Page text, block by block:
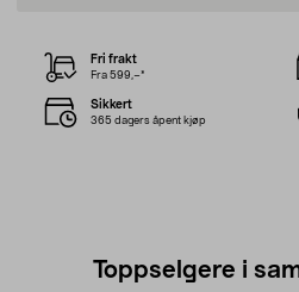
Fri frakt
Fra 599,–*
Sikkert
365 dagers åpent kjøp
Toppselgere i